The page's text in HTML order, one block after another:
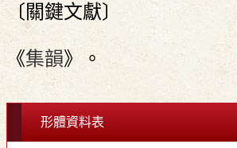
〔關鍵文獻〕
《集韻》。
形體資料表